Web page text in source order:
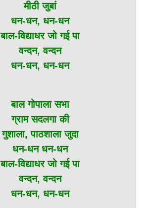
मीठी जुबां
धन-धन, धन-धन
बाल-विद्याधर जो गई पा
वन्दन, वन्दन
धन-धन, धन-धन
बाल गोपाला सभा
ग्राम सदलगा की
गुशाला, पाठशाला जुदा
धन-धन धन-धन
बाल-विद्याधर जो गई पा
वन्दन, वन्दन
धन-धन, धन-धन